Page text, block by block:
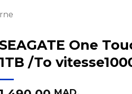
One
1TB /To